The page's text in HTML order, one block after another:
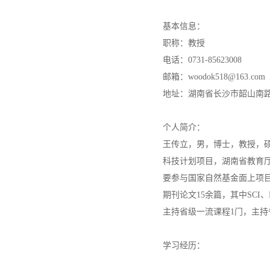
基本信息：
职称：教授
电话： 0731-85623008
邮箱： woodok518@163.com
地址：湖南省长沙市韶山南
个人简介：
王传立，男，博士，教授，
科技计划项目，湖南省教育
要参与国家自然基金面上项
期刊论文15余篇，其中SCI、
主持省级一流课程1门，主
学习经历：